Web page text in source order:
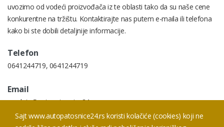
Sajt www.autopatosnice24.rs koristi kolačiće (cookies) koji ne
uvozimo od vodeći proizvođača iz te oblasti tako da su naše cene
konkurentne na tržištu. Kontaktirajte nas putem e-maila ili telefona
kako bi ste dobili detaljnije informacije.
Telefon
0641244719, 0641244719
Email
prodaja@autopatosnice24.rs